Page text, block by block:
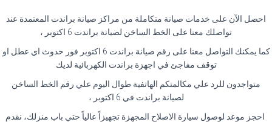
احصل الآن على خدمات صيانة متكاملة من مراكز صيانة براندت المعتمدة عند
تواصلك معنا على الخط الساخن لصيانة براندت 6 اكتوبر ،
كما يمكنك التواصل معنا على رقم صيانة براندت 6 اكتوبر فور حدوث اي عطل او
توقف مفاجئ في اجهزة براندت الكهربائية لديك
متواجدون للرد علي مكالمتكم الهاتفية طوال اليوم علي رقم الخط الساخن
لصيانة براندت في 6 اكتوبر ،
احجز موعد لوصول سيارة الاصلاح المجهزة تجهيزاً عالياً حتي باب منزلك، نقدم